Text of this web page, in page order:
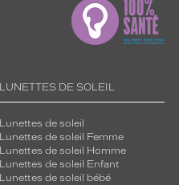
LUNETTES DE SOLEIL
Lunettes de soleil
Lunettes de soleil Femme
Lunettes de soleil Homme
Lunettes de soleil Enfant
Lunettes de soleil bébé